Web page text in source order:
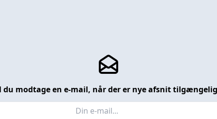
du modtage en e-mail, når der er nye afsnit